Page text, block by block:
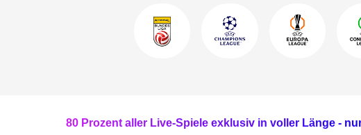
80 Prozent aller Live-Spiele exklusiv in voller Länge -